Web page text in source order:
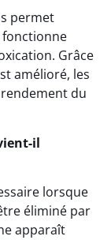
permet
fonctionne
Grâce
amélioré, les
du
il
lorsque
éliminé par
apparaît